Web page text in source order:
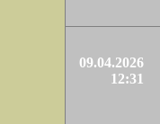
09.04.2026
12:31